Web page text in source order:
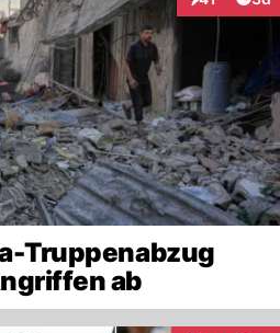
Interaktionen
Truppenabzug
ab